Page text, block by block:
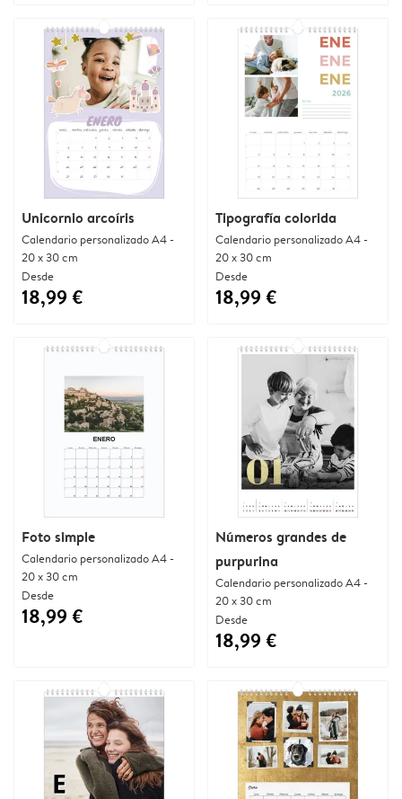
Unicornio arcoíris
Calendario personalizado A4 -
20 x 30 cm
Desde
18,99 €
Tipografía colorida
Calendario personalizado A4 -
20 x 30 cm
Desde
18,99 €
Foto simple
Calendario personalizado A4 -
20 x 30 cm
Desde
18,99 €
Números grandes de
purpurina
Calendario personalizado A4 -
20 x 30 cm
Desde
18,99 €